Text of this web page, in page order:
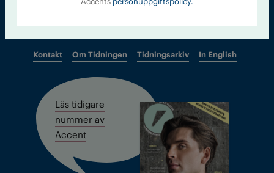
Kontakt Om Tidningen Tidningsarkiv In English
Läs tidigare
nummer av
Accent